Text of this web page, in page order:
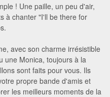
! Une paille, un peu d'air,
à chanter "I'll be there for
avec son charme irrésistible
une Monica, toujours à la
sont faits pour vous. Ils
propre bande d'amis et
les meilleurs moments de la